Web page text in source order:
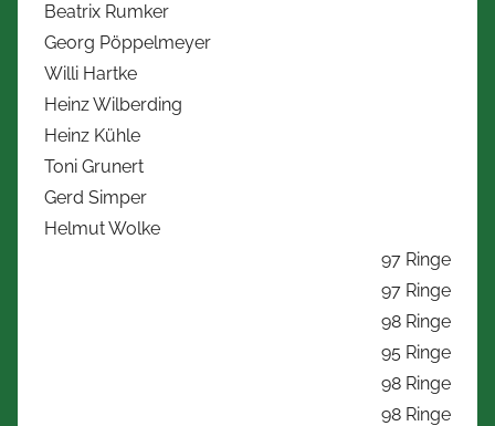
Beatrix Rumker
Georg Pöppelmeyer
Willi Hartke
Heinz Wilberding
Heinz Kühle
Toni Grunert
Gerd Simper
Helmut Wolke
97 Ringe
97 Ringe
98 Ringe
95 Ringe
98 Ringe
98 Ringe